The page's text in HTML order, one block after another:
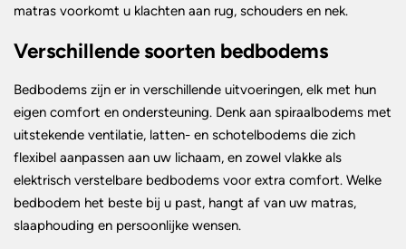
matras voorkomt u klachten aan rug, schouders en nek.
Verschillende soorten bedbodems
Bedbodems zijn er in verschillende uitvoeringen, elk met hun
eigen comfort en ondersteuning. Denk aan spiraalbodems met
uitstekende ventilatie, latten- en schotelbodems die zich
flexibel aanpassen aan uw lichaam, en zowel vlakke als
elektrisch verstelbare bedbodems voor extra comfort. Welke
bedbodem het beste bij u past, hangt af van uw matras,
slaaphouding en persoonlijke wensen.